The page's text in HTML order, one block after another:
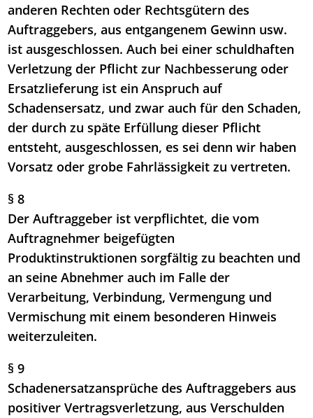
anderen Rechten oder Rechtsgütern des
Auftraggebers, aus entgangenem Gewinn usw.
ist ausgeschlossen. Auch bei einer schuldhaften
Verletzung der Pflicht zur Nachbesserung oder
Ersatzlieferung ist ein Anspruch auf
Schadensersatz, und zwar auch für den Schaden,
der durch zu späte Erfüllung dieser Pflicht
entsteht, ausgeschlossen, es sei denn wir haben
Vorsatz oder grobe Fahrlässigkeit zu vertreten.
§ 8
Der Auftraggeber ist verpflichtet, die vom
Auftragnehmer beigefügten
Produktinstruktionen sorgfältig zu beachten und
an seine Abnehmer auch im Falle der
Verarbeitung, Verbindung, Vermengung und
Vermischung mit einem besonderen Hinweis
weiterzuleiten.
§ 9
Schadenersatzansprüche des Auftraggebers aus
positiver Vertragsverletzung, aus Verschulden